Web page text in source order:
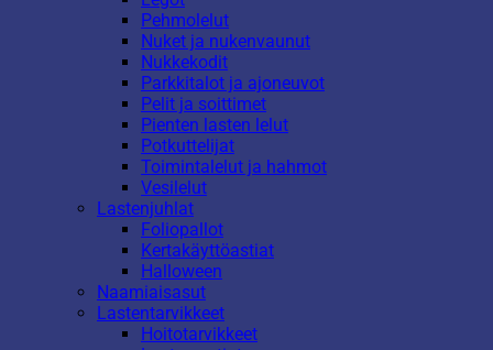
Pehmolelut
Nuket ja nukenvaunut
Nukkekodit
Parkkitalot ja ajoneuvot
Pelit ja soittimet
Pienten lasten lelut
Potkuttelijat
Toimintalelut ja hahmot
Vesilelut
Lastenjuhlat
Foliopallot
Kertakäyttöastiat
Halloween
Naamiaisasut
Lastentarvikkeet
Hoitotarvikkeet